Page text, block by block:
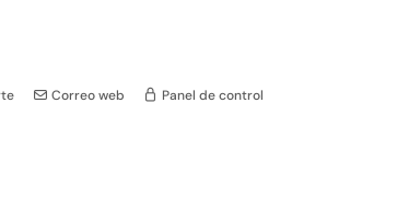
Correo web Panel de control